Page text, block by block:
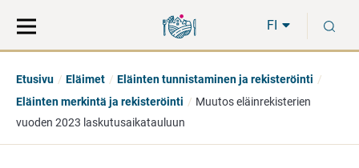
suoraan
sisältöön
koko
sivuston
FI
Etusivu Eläimet
Eläinten tunnistaminen ja rekisteröinti
Eläinten merkintä ja rekisteröinti
Muutos eläinrekisterien
vuoden 2023 laskutusaikatauluun